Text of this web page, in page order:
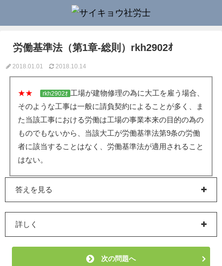
労働基準法（第1章-総則）rkh2902ｵ
2018.01.01 2018.10.14
★★ rkh2902ｵ 工場が建物修理の為に大工を雇う場合、
そのような工事は一般に請負契約によることが多く、ま
た当該工事における労働は工場の事業本来の目的の為の
ものでもないから、当該大工が労働基準法第9条の労働
者に該当することはなく、労働基準法が適用されること
はない。
答えを見る
詳しく
次の問題へ